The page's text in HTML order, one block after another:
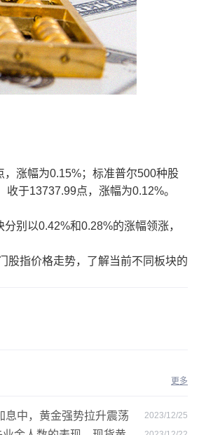
涨幅为0.15%；标准普尔500种股
于13737.99点，涨幅为0.12%。
别以0.42%和0.28%的涨幅领涨，
股指价格走势，了解当前不同板块的
更多
息中，黄金强势拉升震荡 2023/12/25